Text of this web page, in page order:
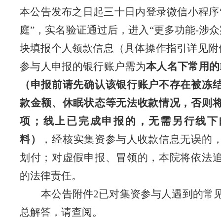
本公告发布之日起三十日内登录微信小程
庭”，实名验证通过后，进入“更多功能-涉
块填报个人领款信息（具体操作指引详见附
参与人申报的银行账户需为本人名下常用的
（申报前请先确认该银行账户不存在被冻
款金额、休眠状态等无法收款情况，否则
项；线上已完成申报的，无需另行线
料）
，经核实集资参与人收款信息无误的
划付；对虚假申报、冒领的，本院将依法
的法律责任。
本公告附件2已对集资参与人遇到的常
总解答，请查阅。